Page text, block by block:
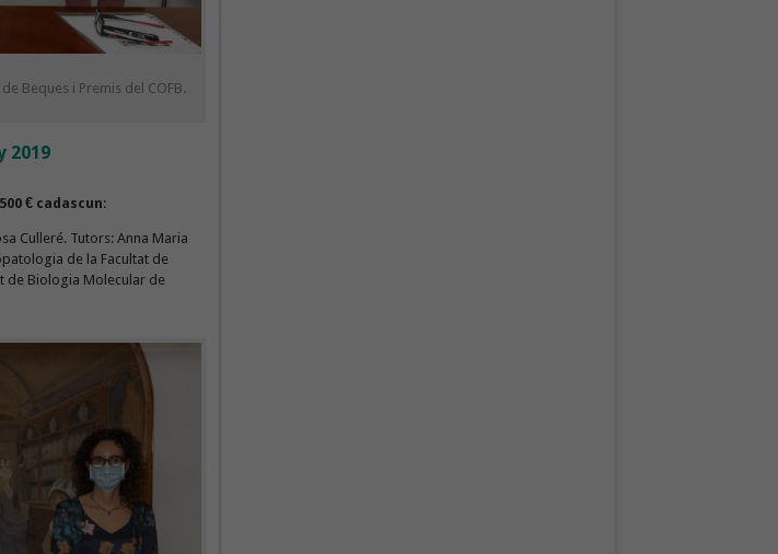
Beques i Premis del COFB.
2019
500 € cadascun:
Culleré. Tutors: Anna Maria
de la Facultat de
de Biologia Molecular de